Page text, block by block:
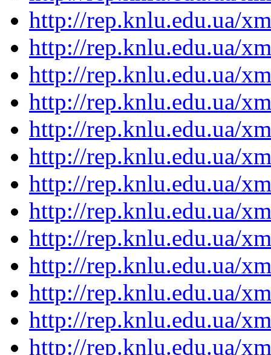
http://rep.knlu.edu.ua/
http://rep.knlu.edu.ua/
http://rep.knlu.edu.ua/
http://rep.knlu.edu.ua/
http://rep.knlu.edu.ua/
http://rep.knlu.edu.ua/
http://rep.knlu.edu.ua/
http://rep.knlu.edu.ua/
http://rep.knlu.edu.ua/
http://rep.knlu.edu.ua/
http://rep.knlu.edu.ua/
http://rep.knlu.edu.ua/
http://rep.knlu.edu.ua/